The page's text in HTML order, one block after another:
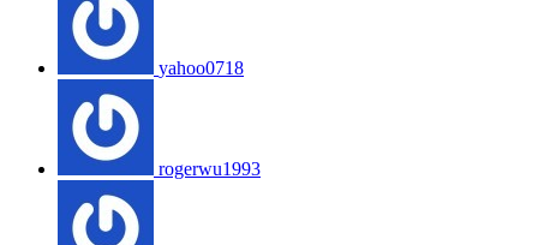
yahoo0718
rogerwu1993